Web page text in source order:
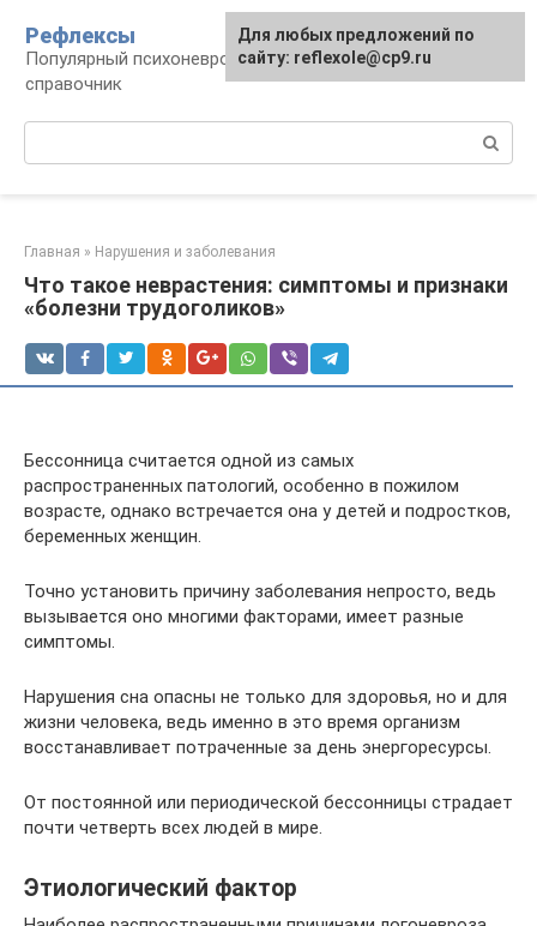
контенту
Рефлексы
Популярный психоневрологический
справочник
Главная » Нарушения и заболевания
Что такое неврастения: симптомы и признаки
«болезни трудоголиков»
Бессонница считается одной из самых
распространенных патологий, особенно в пожилом
возрасте, однако встречается она у детей и подростков,
беременных женщин.
Точно установить причину заболевания непросто, ведь
вызывается оно многими факторами, имеет разные
симптомы.
Нарушения сна опасны не только для здоровья, но и для
жизни человека, ведь именно в это время организм
восстанавливает потраченные за день энергоресурсы.
От постоянной или периодической бессонницы страдает
почти четверть всех людей в мире.
Этиологический фактор
Для любых предложений по
сайту: reflexole@cp9.ru